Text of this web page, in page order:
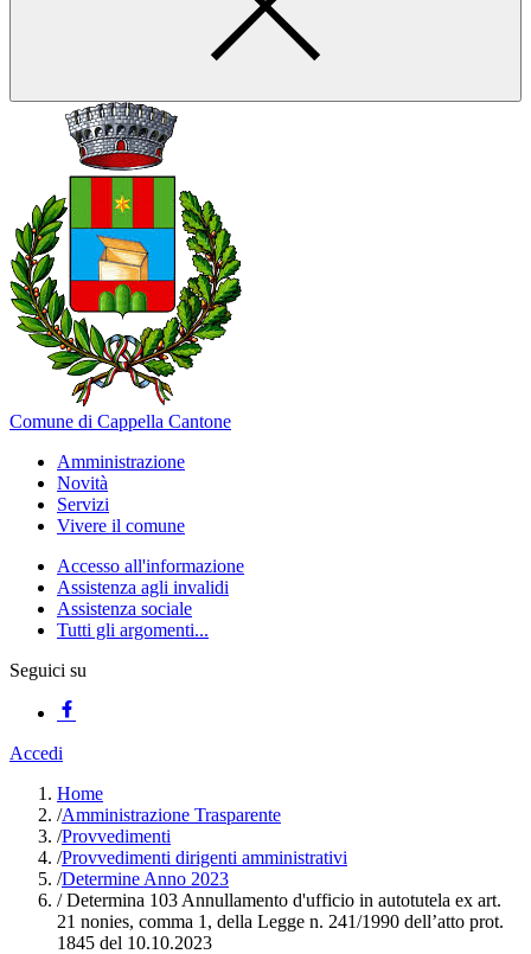
Comune di Cappella Cantone
Amministrazione
Novità
Servizi
Vivere il comune
Accesso all'informazione
Assistenza agli invalidi
Assistenza sociale
Tutti gli argomenti...
Seguici su
Accedi
Home
/Amministrazione Trasparente
/Provvedimenti
/Provvedimenti dirigenti amministrativi
/Determine Anno 2023
/Determina 103 Annullamento d'ufficio in autotutela ex art.
21 nonies, comma 1, della Legge n. 241/1990 dell’atto prot.
1845 del 10.10.2023